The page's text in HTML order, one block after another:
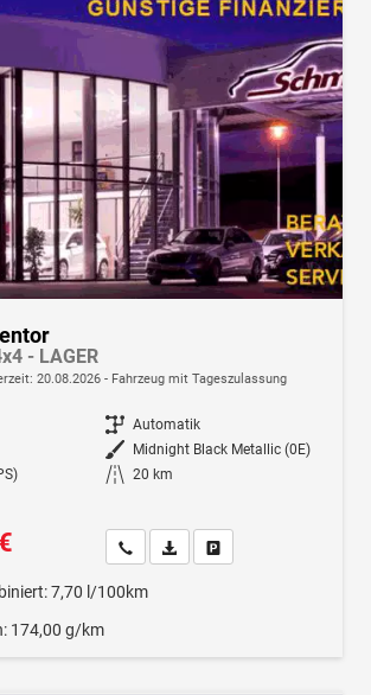
- LAGER
20.08.2026 Fahrzeug mit Tageszulassung
Getriebe Automatik
Außenfarbe Midnight Black Metallic (0E)
Kilometerstand 20 km
Wir rufen Sie anFahrzeugexposé (PDF)
7,70 l/100km
174,00 g/km